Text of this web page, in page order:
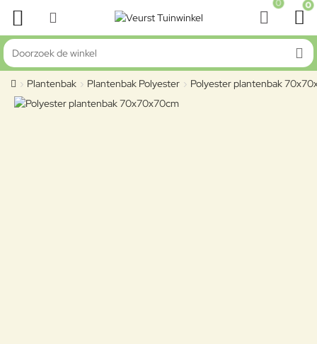
0 0
Doorzoek de winkel
home
Plantenbak Plantenbak Polyester Polyester plantenbak